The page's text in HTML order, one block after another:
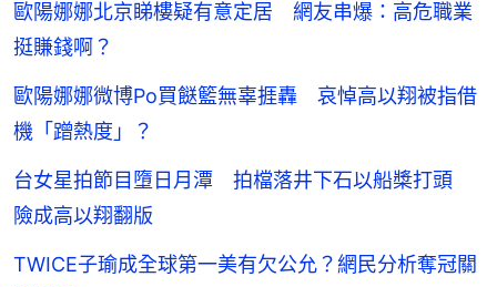
歐陽娜娜北京睇樓疑有意定居 網友串爆：高危職業
挺賺錢啊？
歐陽娜娜微博Po買餸籃無辜捱轟 哀悼高以翔被指借
機「蹭熱度」？
台女星拍節目墮日月潭 拍檔落井下石以船槳打頭
險成高以翔翻版
TWICE子瑜成全球第一美有欠公允？網民分析奪冠關